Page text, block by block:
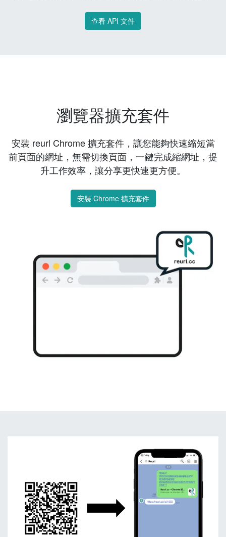
查看 API 文件
瀏覽器擴充套件
安裝 reurl Chrome 擴充套件，讓您能夠快速縮短當
前頁面的網址，無需切換頁面，一鍵完成縮網址，提
升工作效率，讓分享更快速更方便。
安裝 Chrome 擴充套件